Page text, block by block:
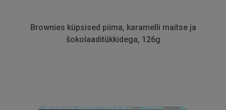
Brownies küpsised piima, karamelli maitse ja
šokolaaditükkidega, 126g